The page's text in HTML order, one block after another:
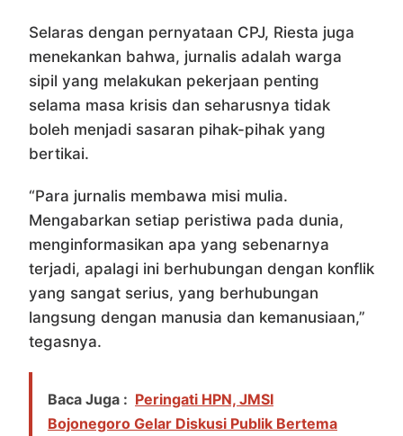
Selaras dengan pernyataan CPJ, Riesta juga
menekankan bahwa, jurnalis adalah warga
sipil yang melakukan pekerjaan penting
selama masa krisis dan seharusnya tidak
boleh menjadi sasaran pihak-pihak yang
bertikai.
“Para jurnalis membawa misi mulia.
Mengabarkan setiap peristiwa pada dunia,
menginformasikan apa yang sebenarnya
terjadi, apalagi ini berhubungan dengan konflik
yang sangat serius, yang berhubungan
langsung dengan manusia dan kemanusiaan,”
tegasnya.
Baca Juga : Peringati HPN, JMSI
Bojonegoro Gelar Diskusi Publik Bertema